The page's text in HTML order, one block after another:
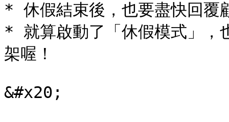
* 休假結束後，也要盡快回覆
* 就算啟動了「休假模式」，
架喔！